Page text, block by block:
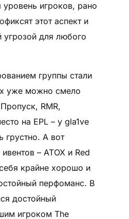
уровень игроков, рано
этот аспект и
угрозой для любого
группы стали
уже можно смело
RMR,
на EPL – у gla1ve
грустно. А вот
– ATOX и Red
крайне хорошо и
перфоманс. В
достойный
игроком The